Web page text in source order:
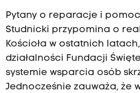
Pytany o reparacje i
Studnicki przypomina o
Kościoła w ostatnich
działalności Fundacji
systemie wsparcia osób
Jednocześnie zauważa, że